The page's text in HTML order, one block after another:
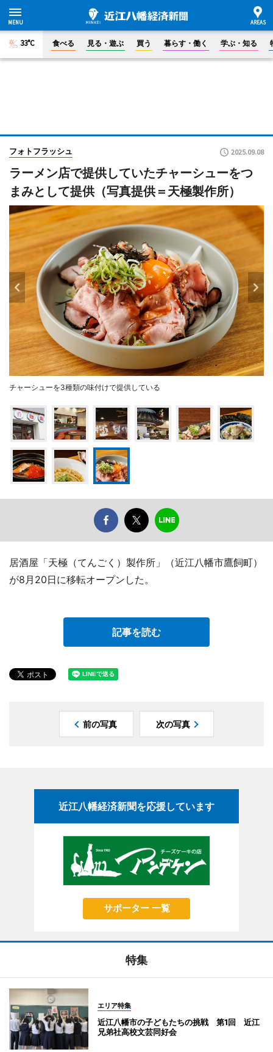
33°C 食べる 見る・遊ぶ 買う 暮らす・働く 学ぶ・知る
フォトフラッシュ 2025.09.08
ラーメン店で提供していたチャーシューをつ
まみとして提供（写真提供＝天極製作所）
チャーシューを3種類の味付けで提供している
居酒屋「天極（てんごく）製作所」（近江八幡市鷹飼町）
が8月20日に移転オープンした。
記事を読む
前の写真 次の写真
近江八幡経済新聞を応援しています
サポーター 一覧
特集
エリア特集
近江八幡市の子どもたちの挑戦 第1回 近江
兄弟社高校文芸同好会